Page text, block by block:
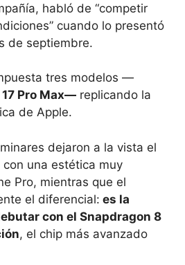
habló de “competir
cuando lo presentó
de septiembre.
tres modelos —
17 Pro Max— replicando la
de Apple.
dejaron a la vista el
una estética muy
Pro, mientras que el
el diferencial: es la
con el Snapdragon 8
, el chip más avanzado